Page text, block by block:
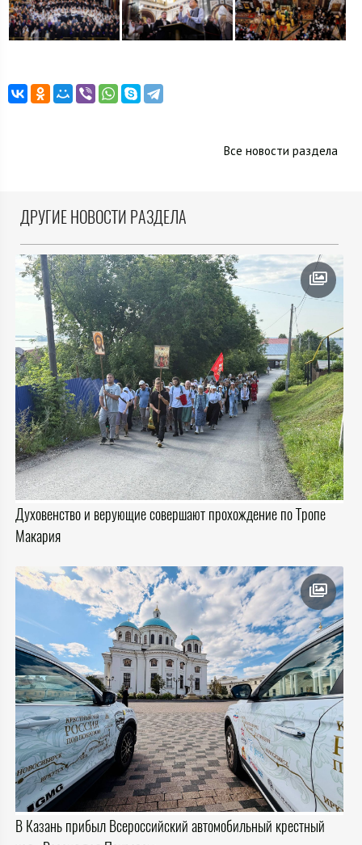
Все новости раздела
ДРУГИЕ НОВОСТИ РАЗДЕЛА
Духовенство и верующие совершают прохождение по Тропе
Макария
В Казань прибыл Всероссийский автомобильный крестный